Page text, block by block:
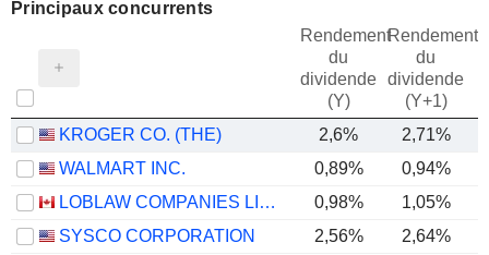
Principaux concurrents
Rendement
du
dividende
(Y)
Rendement
du
dividende
(Y+1)
KROGER CO. (THE) 2,6% 2,71%
WALMART INC.
0,89% 0,94%
LOBLAW COMPANIES LIMITED
0,98%
1,05%
SYSCO CORPORATION
2,56% 2,64%